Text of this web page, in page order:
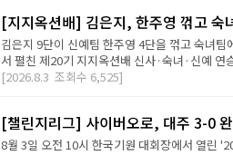
[지지옥션배] 김은지, 한주영 꺾고 숙
김은지 9단이 신예팀 한주영 4단을 꺾고 숙녀
서 펼친 제20기 지지옥션배 신사·숙녀·신예
[2026.8.3 조회수 6,525]
[챌린지리그] 사이버오로, 대주 3-0
8월 3일 오전 10시 한국기원 대회장에서 열린